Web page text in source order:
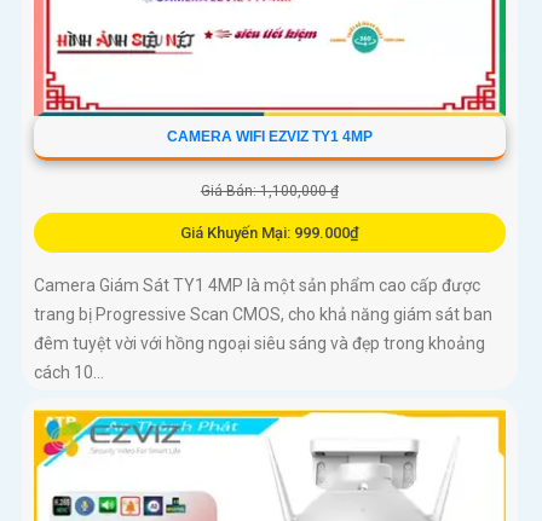
CAMERA WIFI EZVIZ TY1 4MP
Giá Bán: 1,100,000 ₫
Giá Khuyến Mại: 999.000₫
Camera Giám Sát TY1 4MP là một sản phẩm cao cấp được
trang bị Progressive Scan CMOS, cho khả năng giám sát ban
đêm tuyệt vời với hồng ngoại siêu sáng và đẹp trong khoảng
cách 10...